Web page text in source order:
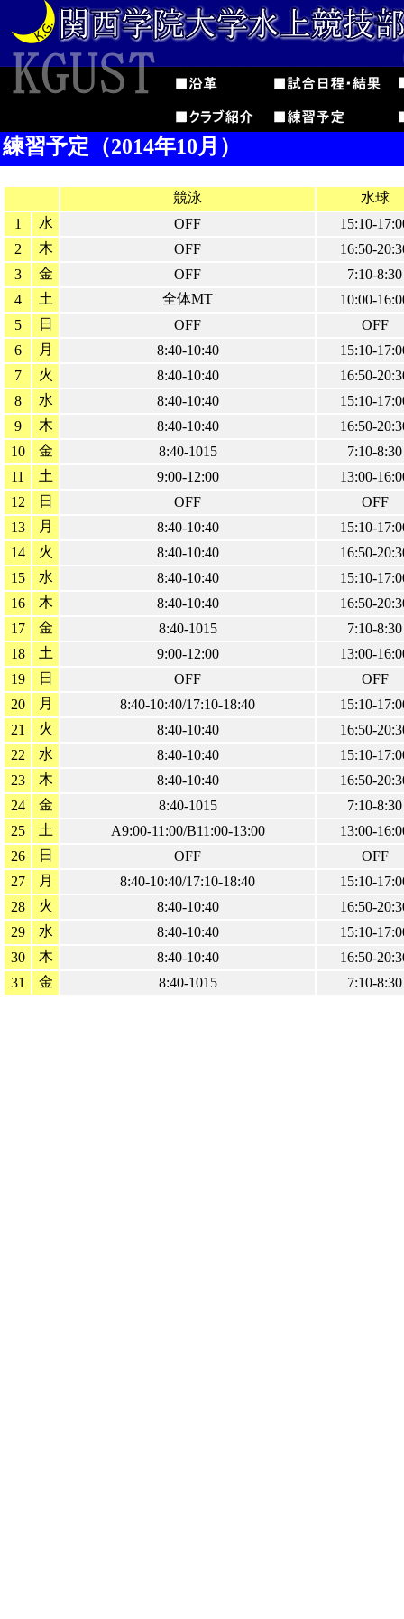
競泳
水球
1
水 OFF
15:10-
2
木 OFF
16:50-
3
金 OFF
7:10-8:30
4
土 全体MT
10:00-
5
日 OFF
OFF
6
月 8:40-10:40
15:10-
7
火 8:40-10:40
16:50-
8
水 8:40-10:40
15:10-
9
木 8:40-10:40
16:50-
10
金 8:40-1015
7:10-8:30
11
土 9:00-12:00
13:00-
12
日 OFF
OFF
13
月 8:40-10:40
15:10-
14
火 8:40-10:40
16:50-
15
水 8:40-10:40
15:10-
16
木 8:40-10:40
16:50-
17
金 8:40-1015
7:10-8:30
18
土 9:00-12:00
13:00-
19
日 OFF
OFF
20
月 8:40-10:40/17:10-18:40
15:10-
21
火 8:40-10:40
16:50-
22
水 8:40-10:40
15:10-
23
木 8:40-10:40
16:50-
24
金 8:40-1015
7:10-8:30
25
土 A9:00-11:00/B11:00-13:00
13:00-
26
日 OFF
OFF
27
月 8:40-10:40/17:10-18:40
15:10-
28
火 8:40-10:40
16:50-
29
水 8:40-10:40
15:10-
30
木 8:40-10:40
16:50-
31
金 8:40-1015 7:10-8:30
練習予定（2014年10月）